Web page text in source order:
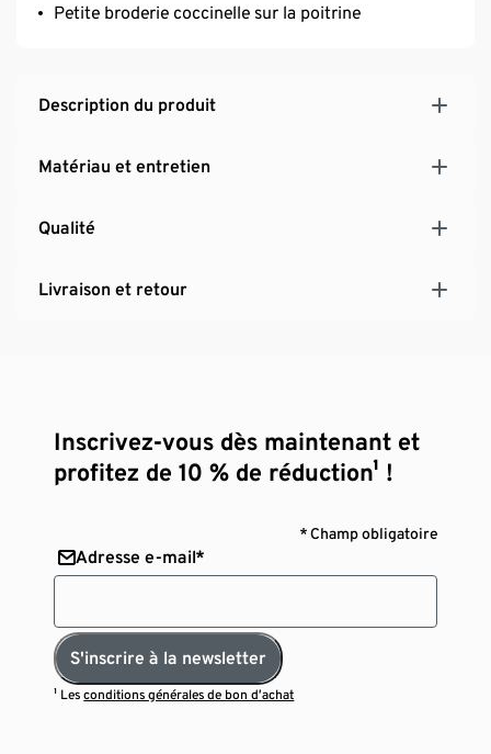
Petite broderie coccinelle sur la poitrine
Description du produit
Matériau et entretien
Qualité
Livraison et retour
Inscrivez-vous dès maintenant et
profitez de 10 % de réduction¹ !
* Champ obligatoire
Adresse e-mail*
S'inscrire à la newsletter
¹ Lesconditions générales de bon d’achat